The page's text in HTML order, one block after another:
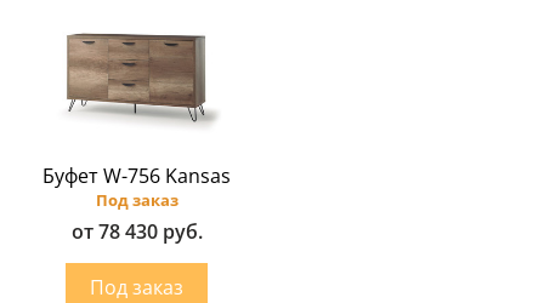
Буфет W-756 Kansas
Под заказ
от 78 430 руб.